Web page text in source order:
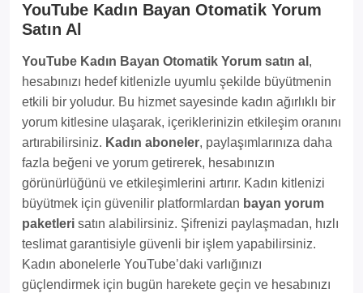
YouTube Kadın Bayan Otomatik Yorum
Satın Al
YouTube Kadın Bayan Otomatik Yorum satın al ,
hesabınızı hedef kitlenizle uyumlu şekilde büyütmenin
etkili bir yoludur. Bu hizmet sayesinde kadın ağırlıklı bir
yorum kitlesine ulaşarak, içeriklerinizin etkileşim oranını
artırabilirsiniz. Kadın aboneler, paylaşımlarınıza daha
fazla beğeni ve yorum getirerek, hesabınızın
görünürlüğünü ve etkileşimlerini artırır. Kadın kitlenizi
büyütmek için güvenilir platformlardan bayan yorum
paketleri satın alabilirsiniz. Şifrenizi paylaşmadan, hızlı
teslimat garantisiyle güvenli bir işlem yapabilirsiniz.
Kadın abonelerle YouTube’daki varlığınızı
güçlendirmek için bugün harekete geçin ve hesabınızı